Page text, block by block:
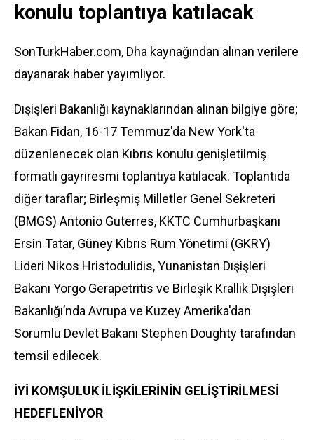
konulu toplantıya katılacak
SonTurkHaber.com, Dha kaynağından alınan verilere
dayanarak haber yayımlıyor.
Dışişleri Bakanlığı kaynaklarından alınan bilgiye göre;
Bakan Fidan, 16-17 Temmuz'da New York'ta
düzenlenecek olan Kıbrıs konulu genişletilmiş
formatlı gayriresmi toplantıya katılacak. Toplantıda
diğer taraflar; Birleşmiş Milletler Genel Sekreteri
(BMGS) Antonio Guterres, KKTC Cumhurbaşkanı
Ersin Tatar, Güney Kıbrıs Rum Yönetimi (GKRY)
Lideri Nikos Hristodulidis, Yunanistan Dışişleri
Bakanı Yorgo Gerapetritis ve Birleşik Krallık Dışişleri
Bakanlığı’nda Avrupa ve Kuzey Amerika'dan
Sorumlu Devlet Bakanı Stephen Doughty tarafından
temsil edilecek.
İYİ KOMŞULUK İLİŞKİLERİNİN GELİŞTİRİLMESİ
HEDEFLENİYOR